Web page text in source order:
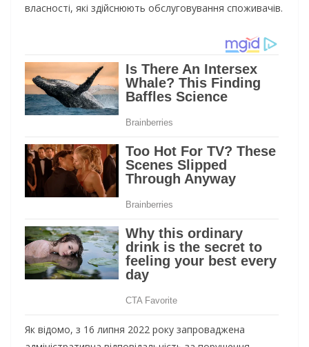
власності, які здійснюють обслуговування споживачів.
Як відомо, з 16 липня 2022 року запроваджена